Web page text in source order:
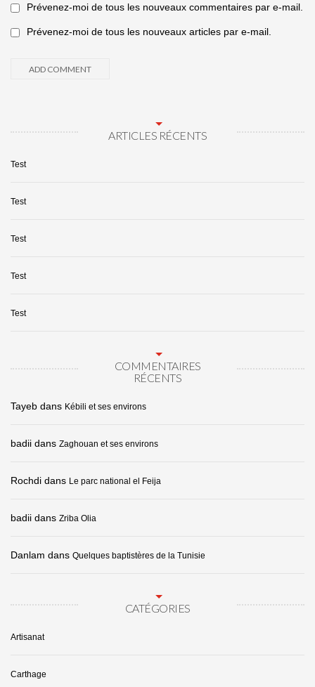
Prévenez-moi de tous les nouveaux commentaires par e-mail.
Prévenez-moi de tous les nouveaux articles par e-mail.
ARTICLES RÉCENTS
Test
Test
Test
Test
Test
COMMENTAIRES
RÉCENTS
Tayeb dans Kébili et ses environs
badii dans Zaghouan et ses environs
Rochdi dans Le parc national el Feija
badii dans Zriba Olia
Danlam dans Quelques baptistères de la Tunisie
CATÉGORIES
Artisanat
Carthage